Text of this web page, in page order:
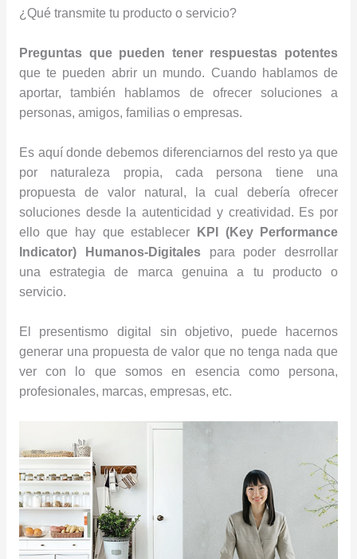
¿Qué transmite tu producto o servicio?
Preguntas que pueden tener respuestas potentes
que te pueden abrir un mundo. Cuando hablamos de
aportar, también hablamos de ofrecer soluciones a
personas, amigos, familias o empresas.
Es aquí donde debemos diferenciarnos del resto ya que
por naturaleza propia, cada persona tiene una
propuesta de valor natural, la cual debería ofrecer
soluciones desde la autenticidad y creatividad. Es por
ello que hay que establecer
KPI (Key Performance
Indicator) Humanos-Digitalespara poder desrrollar
una estrategia de marca genuina a tu producto o
servicio.
El presentismo digital sin objetivo, puede hacernos
generar una propuesta de valor que no tenga nada que
ver con lo que somos en esencia como persona,
profesionales, marcas, empresas, etc.